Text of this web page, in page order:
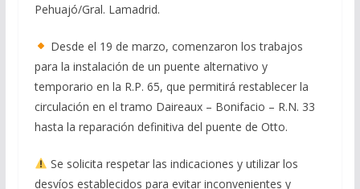
Pehuajó/Gral. Lamadrid.
Desde el 19 de marzo, comenzaron los trabajos
para la instalación de un puente alternativo y
temporario en la R.P. 65, que permitirá restablecer la
circulación en el tramo Daireaux – Bonifacio – R.N. 33
hasta la reparación definitiva del puente de Otto.
Se solicita respetar las indicaciones y utilizar los
desvíos establecidos para evitar inconvenientes y